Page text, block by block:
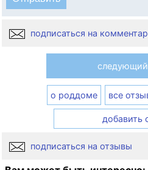
подписаться на
о роддоме все
добавить
подписаться на отзывы